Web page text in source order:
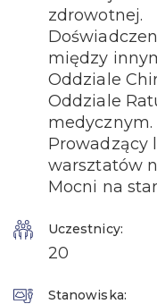
zdrowotnej.
między
Oddziale
Oddziale
medycznym.
Prowadzący
warsztatów
Mocni na
Uczestnicy:
20
Stanowiska: